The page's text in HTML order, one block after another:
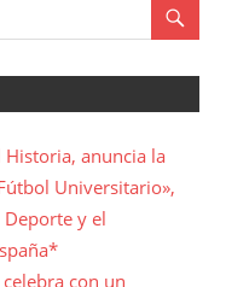
Historia, anuncia la
Universitario»,
Deporte y el
con un